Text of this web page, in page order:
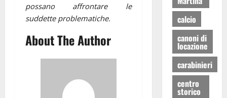
possano affrontare le
suddette problematiche.
About The Author
calcio
canoni di
locazione
carabinieri
centro
storico